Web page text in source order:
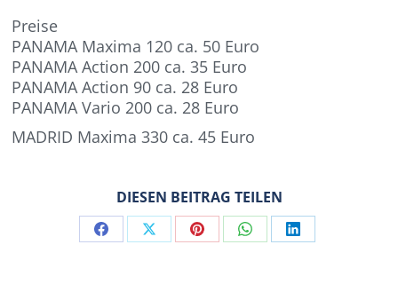
Preise
PANAMA Maxima 120 ca. 50 Euro
PANAMA Action 200 ca. 35 Euro
PANAMA Action 90 ca. 28 Euro
PANAMA Vario 200 ca. 28 Euro
MADRID Maxima 330 ca. 45 Euro
DIESEN BEITRAG TEILEN
Share Share Share Share Share